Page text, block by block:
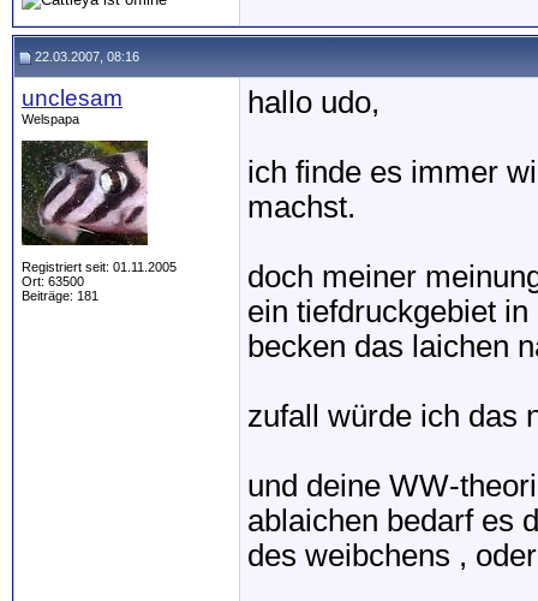
22.03.2007, 08:16
unclesam
Welspapa
Registriert seit: 01.11.2005
Ort: 63500
Beiträge: 181
hallo udo,
ich finde es immer
machst.
doch meiner
ein tiefdruckgebiet
becken das laichen
zufall würde ich das
und deine WW-
ablaichen bedarf es
des weibchens ,